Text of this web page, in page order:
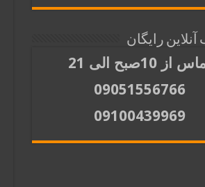
رایگان
از 10صبح الی 21
09051556766
09100439969